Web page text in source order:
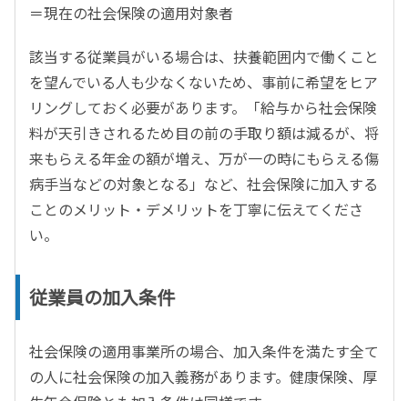
＝現在の社会保険の適用対象者
該当する従業員がいる場合は、扶養範囲内で働くこと
を望んでいる人も少なくないため、事前に希望をヒア
リングしておく必要があります。「給与から社会保険
料が天引きされるため目の前の手取り額は減るが、将
来もらえる年金の額が増え、万が一の時にもらえる傷
病手当などの対象となる」など、社会保険に加入する
ことのメリット・デメリットを丁寧に伝えてくださ
い。
従業員の加入条件
社会保険の適用事業所の場合、加入条件を満たす全て
の人に社会保険の加入義務があります。健康保険、厚